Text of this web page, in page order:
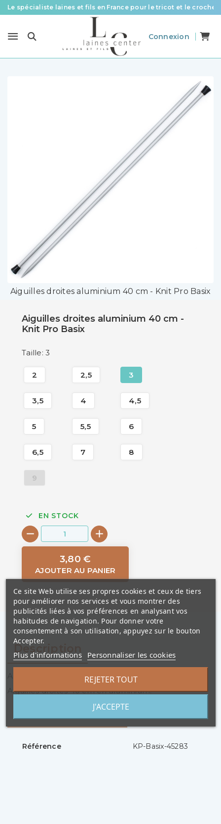
Le spécialiste laines et fils en France pour le tricot et le crochet
Livraison offerte à partir de 58 € d’achat
Connexion
Aiguilles droites aluminium 40 cm - Knit Pro Basix
Aiguilles droites aluminium 40 cm -
Knit Pro Basix
Taille: 3
2 2,5 3
3,5 4 4,5
5 5,5 6
6,5 7 8
9
EN STOCK
3,80 €
AJOUTER AU PANIER
Description
AIGUILLES DROITES A TRICOTER BASIX KNIT PRO.
Aiguilles droites 40 cm en aluminium.
Détails du produit
Référence KP-Basix-45283
Ce site Web utilise ses propres cookies et ceux de tiers
pour améliorer nos services et vous montrer des
publicités liées à vos préférences en analysant vos
habitudes de navigation. Pour donner votre
consentement à son utilisation, appuyez sur le bouton
Accepter.
Plus d'informations Personnaliser les cookies
REJETER TOUT
J'ACCEPTE